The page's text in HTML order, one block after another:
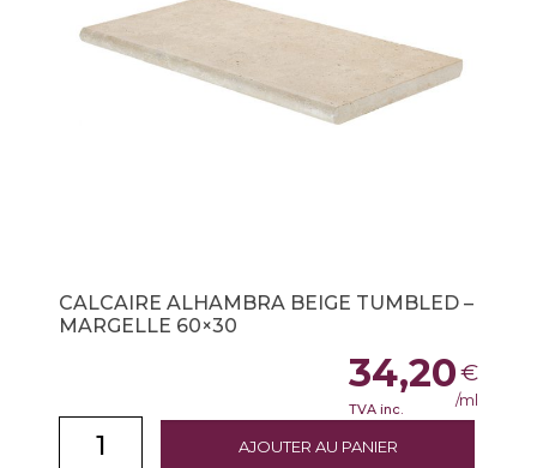
CALCAIRE ALHAMBRA BEIGE TUMBLED –
MARGELLE 60×30
AJOUTER AU PANIER
34,20€
TVA inc. /ml